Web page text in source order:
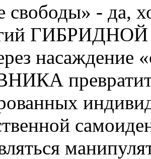
- да,
насаждение